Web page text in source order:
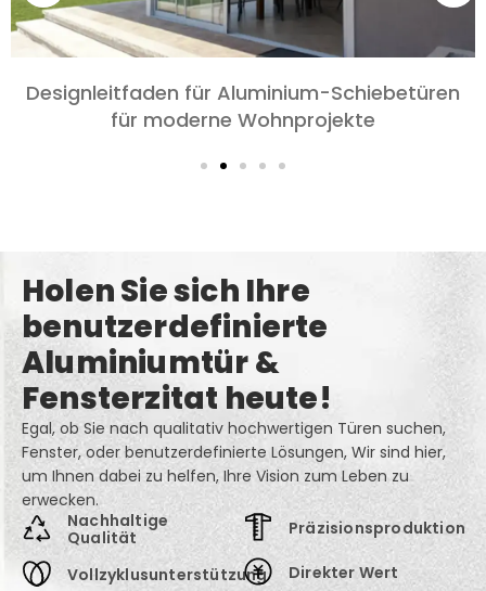
Wählen Sie Aluminiumtüren für Schlafzimmer
und Wohnzimmer: Komfort, Stil, und
Holen Sie sich Ihre
benutzerdefinierte
Aluminiumtür &
Fensterzitat heute!
Egal, ob Sie nach qualitativ hochwertigen Türen suchen,
Fenster, oder benutzerdefinierte Lösungen, Wir sind hier,
um Ihnen dabei zu helfen, Ihre Vision zum Leben zu
erwecken.
Nachhaltige
Qualität
Präzisionsproduktion